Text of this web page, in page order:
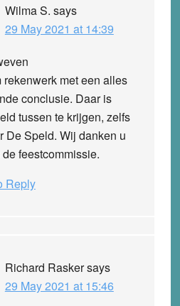
Wilma S. says
29 May 2021 at 14:39
rekenwerk met een alles
conclusie. Daar is
tussen te krijgen, zelfs
De Speld. Wij danken u
feestcommissie.
Reply
Richard Raskersays
29 May 2021 at 15:46